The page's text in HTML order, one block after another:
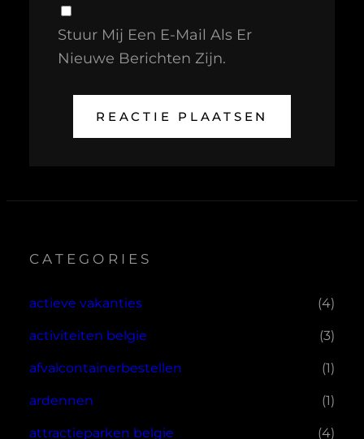
Stuur Mij Een E-Mail Als Er
Nieuwe Berichten Zijn.
CATEGORIES
actieve vakanties (4)
activiteiten belgie (3)
afvalcontainerbestellen (1)
ardennen (1)
attractieparken belgie (4)